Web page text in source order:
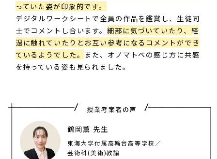
っていた姿が印象的です。
デジタルワークシートで全員の作品を鑑賞し、生徒同
士でコメントし合います。細部に気づいていたり、経
過に触れていたりとお互い参考になるコメントができ
ているようでした。 また、オノマトペの感じ方に共感
を持っている姿も見られました。​
鶴岡薫 先生
東海大学付属高輪台高等学校／
芸術科(美術)​教諭